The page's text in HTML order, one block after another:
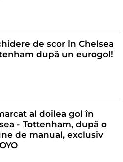
de scor în Chelsea
după un eurogol!
al doilea gol în
- Tottenham, după o
de manual, exclusiv